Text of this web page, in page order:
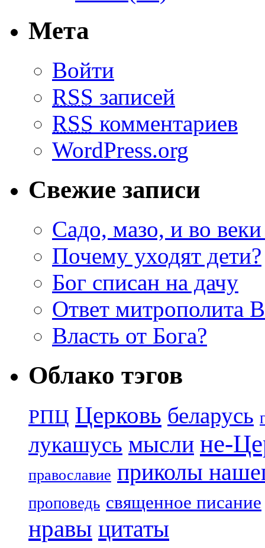
Мета
Войти
RSS записей
RSS комментариев
WordPress.org
Свежие записи
Садо, мазо, и во веки
Почему уходят дети?
Бог списан на дачу
Ответ митрополита
Власть от Бога?
Облако тэгов
РПЦ Церковь беларусь
лукашусь мысли не-
православие приколы
проповедь священное писание
нравы цитаты